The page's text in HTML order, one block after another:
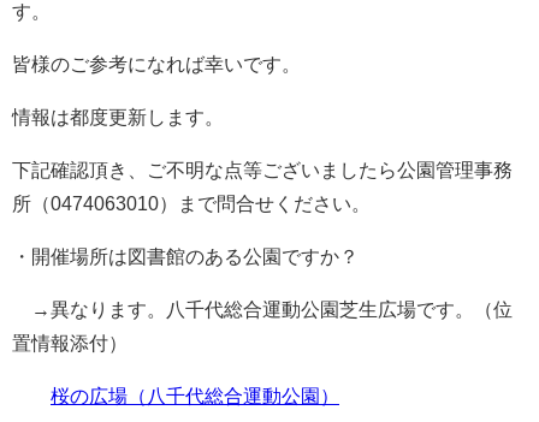
す。
皆様のご参考になれば幸いです。
情報は都度更新します。
下記確認頂き、ご不明な点等ございましたら公園管理事務
所（0474063010）まで問合せください。
・開催場所は図書館のある公園ですか？
→異なります。八千代総合運動公園芝生広場です。（位
置情報添付）
桜の広場（八千代総合運動公園）